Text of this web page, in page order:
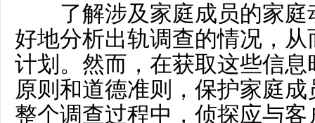
了解涉及家庭成员的家庭
好地分析出轨调查的情况，
计划。然而，在获取这些信
原则和道德准则，保护家庭
整个调查过程中，侦探应与